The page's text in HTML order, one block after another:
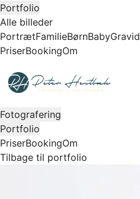
Portfolio
Alle billeder
PortrætFamilieBørnBabyGravid
PriserBookingOm
Fotografering
Portfolio
PriserBookingOm
Tilbage til portfolio